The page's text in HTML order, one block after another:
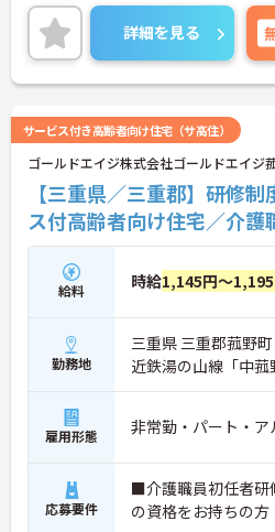
スタイルに合わせて無理のない範囲
けます。
ご興味をお持ちの方には詳細の情報
トをお伝えしますのでお気軽にお問
いませ。
詳細を見る
サービス付き高齢者向け住宅（サ高住）
ゴールドエイジ株式会社ゴールドエイジ
【三重県／三重郡】研修
ス付高齢者向け住宅／介護
給料 時給1,145円～
勤務地
三重県 三重郡菰野
近鉄湯の山線「中
雇用形態 非常勤・パート・ア
応募要件
■介護職員初任者研
の資格をお持ちの方